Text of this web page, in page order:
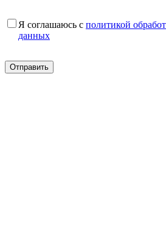
Я соглашаюсь с политикой
данных